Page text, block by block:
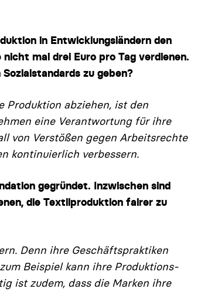
in Entwicklungsländern den
mal drei Euro pro Tag verdienen.
zu geben?
Produktion abziehen, ist den
eine Verantwortung für ihre
von Ver­stößen gegen Arbeitsrechte
kontinuierlich verbessern.
gegründet. Inzwischen sind
die Textilproduktion fairer zu
Denn ihre Geschäftspraktiken
Beispiel kann ihre Produktions­
ist zudem, dass die Marken ihre